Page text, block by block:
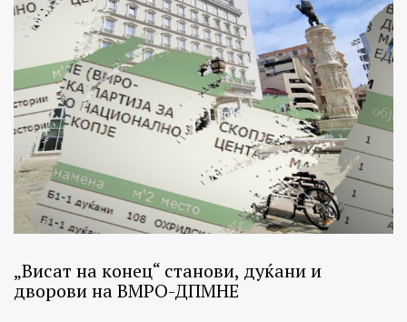
„Висат на конец“ станови, дуќани и
дворови на ВМРО-ДПМНЕ